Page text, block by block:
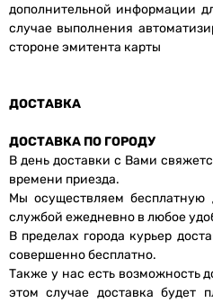
дополнительной информации
случае выполнения
стороне эмитента карты
ДОСТАВКА
ДОСТАВКА ПО ГОРОДУ
В день доставки с Вами
времени приезда.
Мы осуществляем бесплатную
службой ежедневно в любое
В пределах города курьер
совершенно бесплатно.
Также у нас есть возможность
этом случае доставка будет